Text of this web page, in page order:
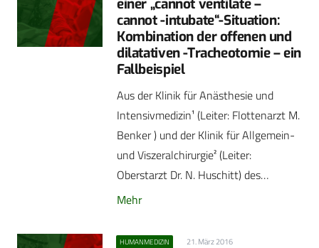
einer „cannot ventilate –
cannot -intubate“-Situation:
Kombination der offenen und
dilatativen -Tracheotomie – ein
Fallbeispiel
Aus der Klinik für Anästhesie und
Intensivmedizin¹ (Leiter: Flottenarzt M.
Benker ) und der Klinik für Allgemein-
und Viszeralchirurgie² (Leiter:
Oberstarzt Dr. N. Huschitt) des…
Mehr
HUMANMEDIZIN 21. März 2016